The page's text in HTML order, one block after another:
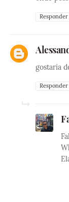
Responder
gostaria
Responder